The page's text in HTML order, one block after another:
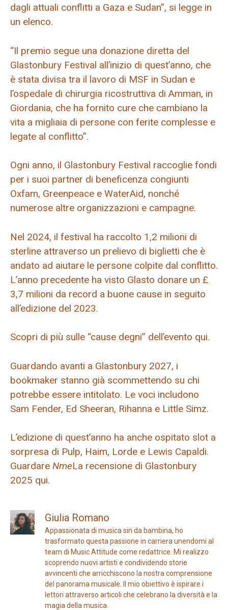
dagli attuali conflitti a Gaza e Sudan”, si legge in
un elenco.
“Il premio segue una donazione diretta del
Glastonbury Festival all’inizio di quest’anno, che
è stata divisa tra il lavoro di MSF in Sudan e
l’ospedale di chirurgia ricostruttiva di Amman, in
Giordania, che ha fornito cure che cambiano la
vita a migliaia di persone con ferite complesse e
legate al conflitto”.
Ogni anno, il Glastonbury Festival raccoglie fondi
per i suoi partner di beneficenza congiunti
Oxfam, Greenpeace e WaterAid, nonché
numerose altre organizzazioni e campagne.
Nel 2024, il festival ha raccolto 1,2 milioni di
sterline attraverso un prelievo di biglietti che è
andato ad aiutare le persone colpite dal conflitto.
L’anno precedente ha visto Glasto donare un £
3,7 milioni da record a buone cause in seguito
all’edizione del 2023.
Scopri di più sulle “cause degni” dell’evento qui.
Guardando avanti a Glastonbury 2027, i
bookmaker stanno già scommettendo su chi
potrebbe essere intitolato. Le voci includono
Sam Fender, Ed Sheeran, Rihanna e Little Simz.
L’edizione di quest’anno ha anche ospitato slot a
sorpresa di Pulp, Haim, Lorde e Lewis Capaldi.
Guardare NmeLa recensione di Glastonbury
2025 qui.
Giulia Romano
Appassionata di musica sin da bambina, ho
trasformato questa passione in carriera unendomi al
team di Music Attitude come redattrice. Mi realizzo
scoprendo nuovi artisti e condividendo storie
avvincenti che arricchiscono la nostra comprensione
del panorama musicale. Il mio obiettivo è ispirare i
lettori attraverso articoli che celebrano la diversità e la
magia della musica.